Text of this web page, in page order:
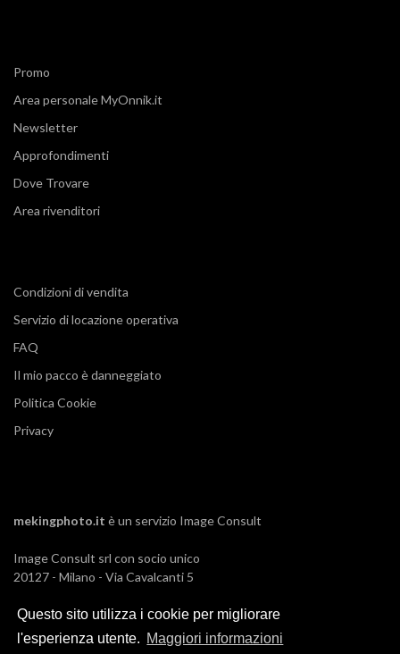
Questo sito utilizza i cookie per migliorare
l'esperienza utente. Maggiori informazioni
Promo
Area personale MyOnnik.it
Newsletter
Approfondimenti
Dove Trovare
Area rivenditori
Condizioni di vendita
Servizio di locazione operativa
FAQ
Il mio pacco è danneggiato
Politica Cookie
Privacy
mekingphoto.it è un servizio Image Consult
Image Consult srl con socio unico
20127 - Milano - Via Cavalcanti 5
P.IVA e C.F. 03383650961
REA 1673647 CCIAA Milano Monza Brianza